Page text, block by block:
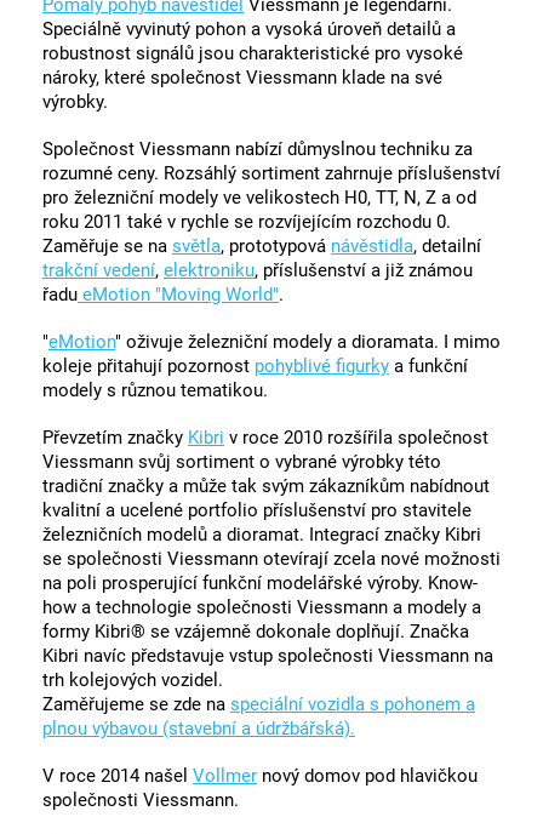
Pomalý pohyb návěstidel Viessmann je legendární.
Speciálně vyvinutý pohon a vysoká úroveň detailů a
robustnost signálů jsou charakteristické pro vysoké
nároky, které společnost Viessmann klade na své
výrobky.
Společnost Viessmann nabízí důmyslnou techniku za
rozumné ceny. Rozsáhlý sortiment zahrnuje příslušenství
pro železniční modely ve velikostech H0, TT, N, Z a od
roku 2011 také v rychle se rozvíjejícím rozchodu 0.
Zaměřuje se na světla, prototypová návěstidla, detailní
trakční vedení, elektroniku, příslušenství a již známou
řadu eMotion "Moving World".
"eMotion" oživuje železniční modely a dioramata. I mimo
koleje přitahují pozornost pohyblivé figurky a funkční
modely s různou tematikou.
Převzetím značky Kibri v roce 2010 rozšířila společnost
Viessmann svůj sortiment o vybrané výrobky této
tradiční značky a může tak svým zákazníkům nabídnout
kvalitní a ucelené portfolio příslušenství pro stavitele
železničních modelů a dioramat. Integrací značky Kibri
se společnosti Viessmann otevírají zcela nové možnosti
na poli prosperující funkční modelářské výroby. Know-
how a technologie společnosti Viessmann a modely a
formy Kibri® se vzájemně dokonale doplňují. Značka
Kibri navíc představuje vstup společnosti Viessmann na
trh kolejových vozidel.
Zaměřujeme se zde na speciální vozidla s pohonem a
plnou výbavou (stavební a údržbářská).
V roce 2014 našel Vollmer nový domov pod hlavičkou
společnosti Viessmann.